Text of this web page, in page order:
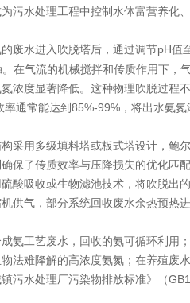
污水处理工程中控制水体富营养化
废水进入吹脱塔后，通过调节pH值
在气流的机械搅拌和传质作用下，
浓度显著降低。这种物理吹脱过程
通常能达到85%-99%，将出水氨
用多级填料塔或板式塔设计，鲍尔
保了传质效率与压降损失的优化匹
吸收或生物滤池技术，将吹脱出
气，部分系统回收废水余热预热
工艺废水，回收的氨可循环利用；
法难降解的高浓度氨氮；在养殖废
污水处理厂污染物排放标准》（